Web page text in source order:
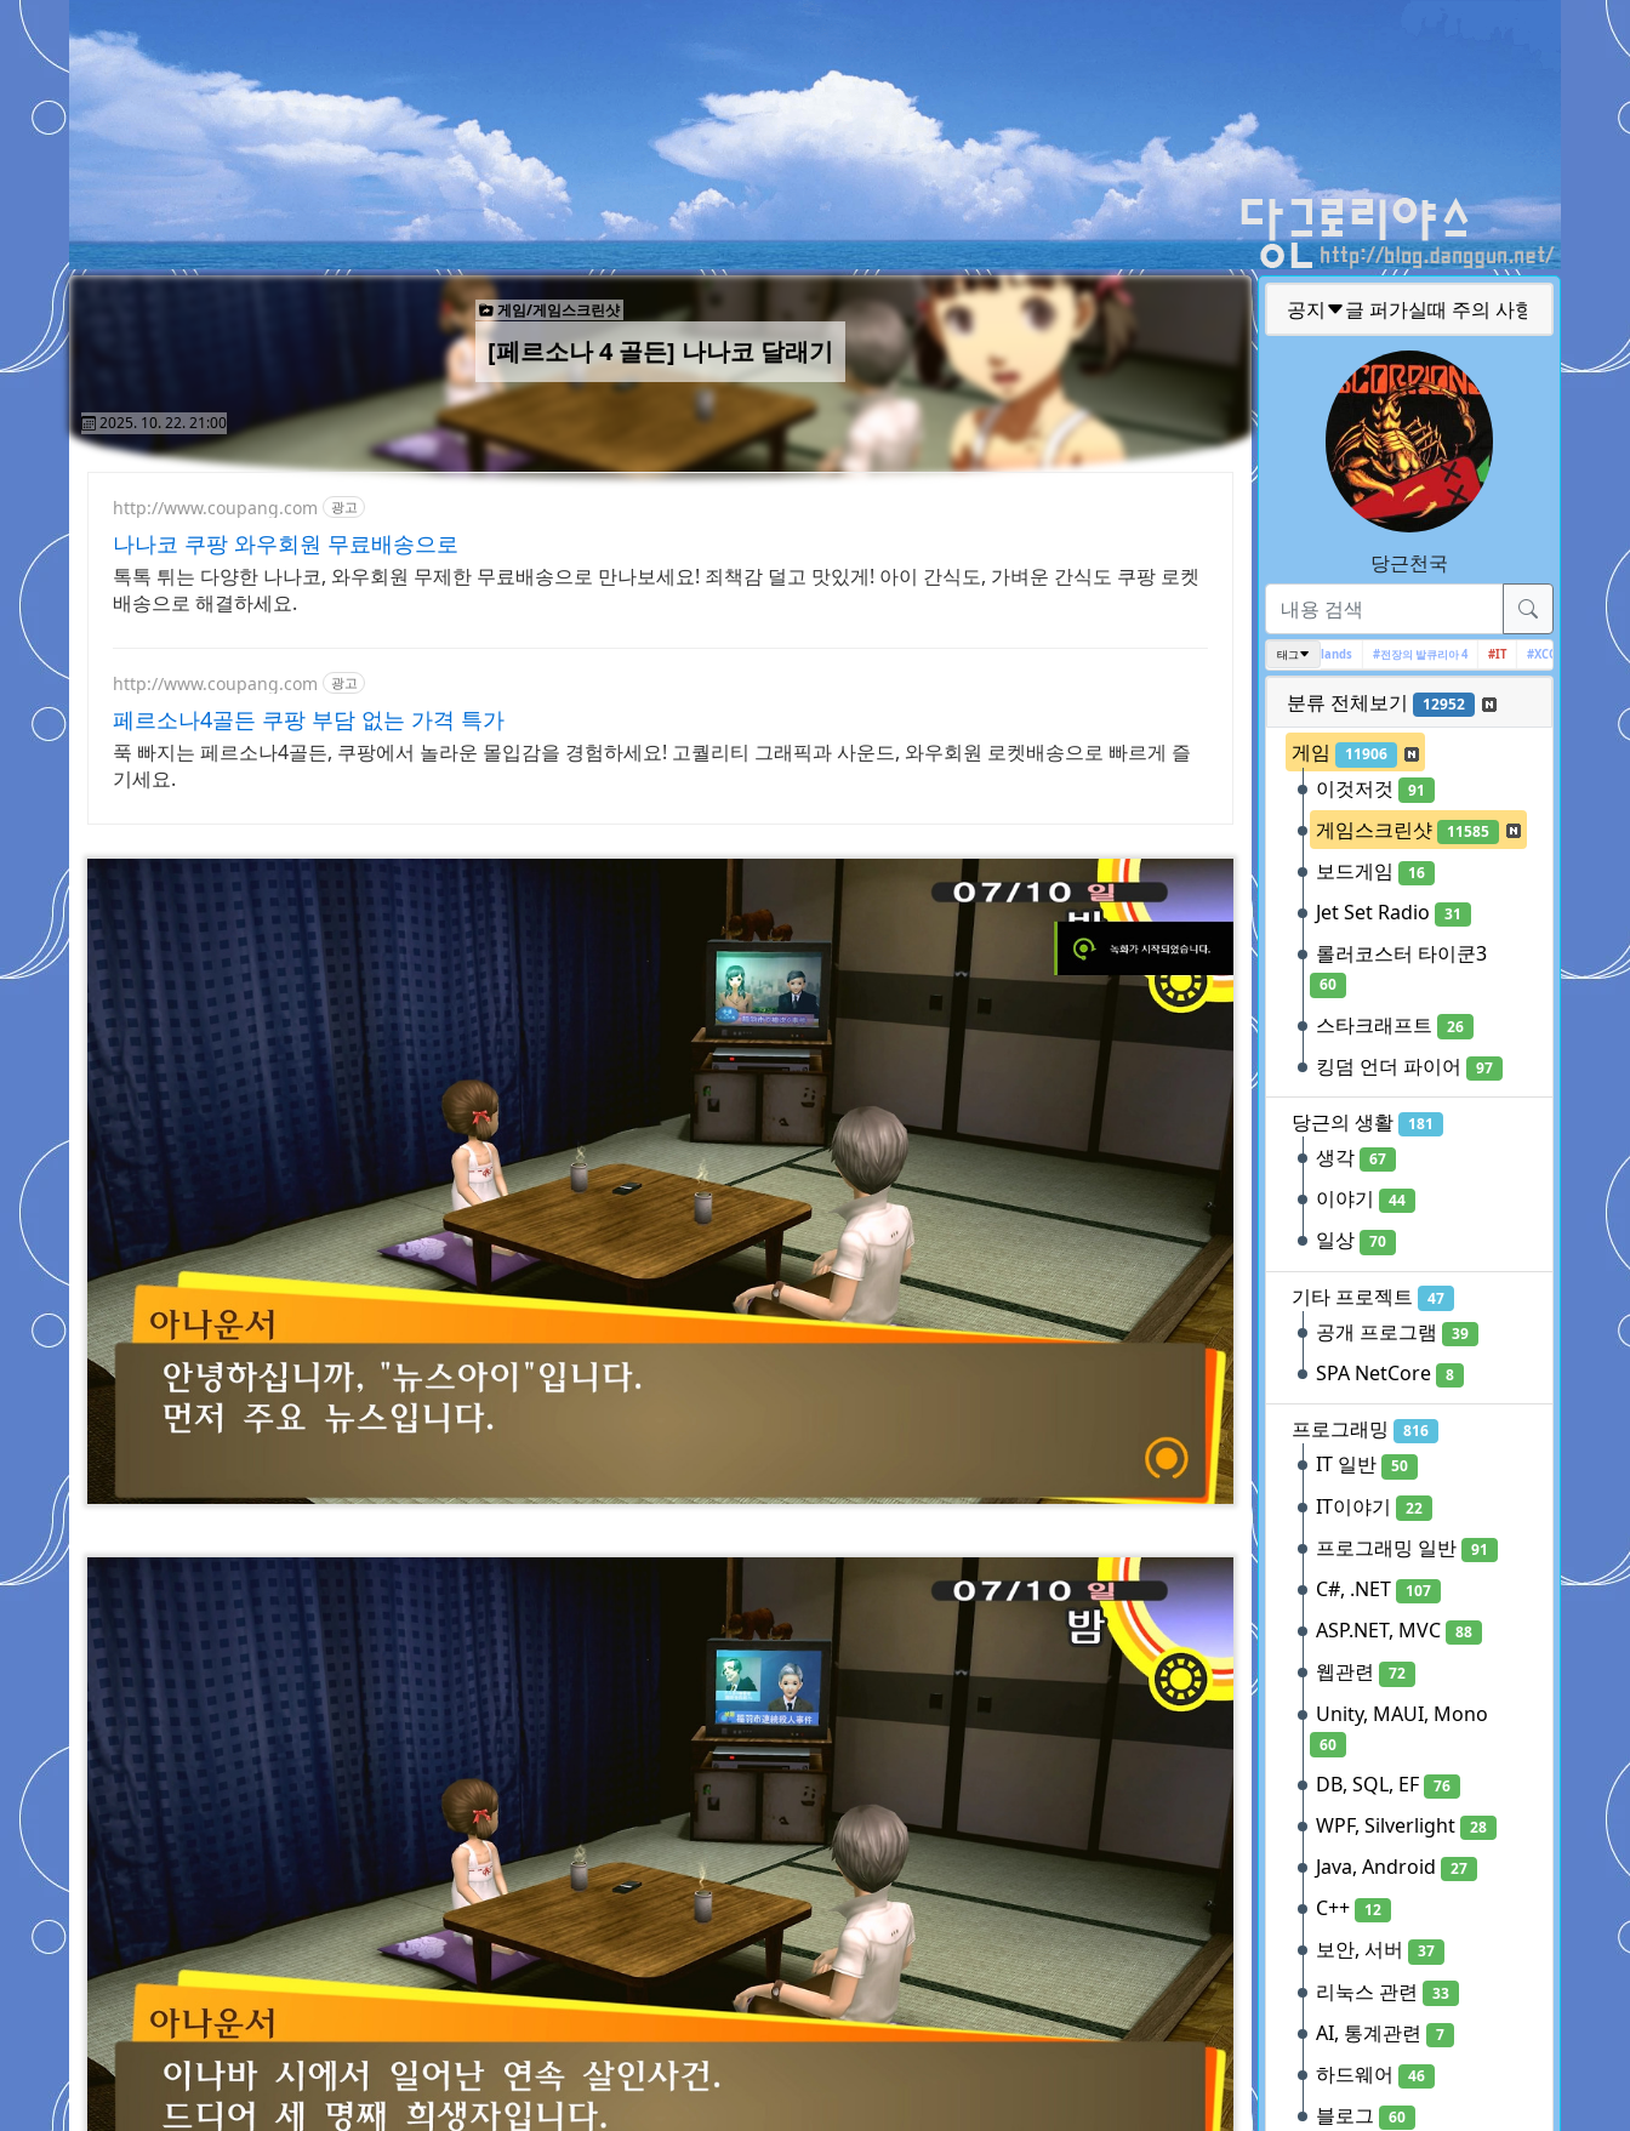
공지 글 퍼가실때 주의 사항
당근천국
태그
#Ghost Recon Wildlands #전장의 발큐리아 4 #IT #XCOM #배트맨 #고스
분류 전체보기 12952
게임 11906
이것저것 91
게임스크린샷 11585
보드게임 16
Jet Set Radio 31
롤러코스터 타이쿤3
60
스타크래프트 26
킹덤 언더 파이어 97
당근의 생활 181
생각 67
이야기 44
일상 70
기타 프로젝트 47
공개 프로그램 39
SPA NetCore 8
프로그래밍 816
IT 일반 50
IT이야기 22
프로그래밍 일반 91
C#, .NET 107
ASP.NET, MVC 88
웹관련 72
Unity, MAUI, Mono
60
DB, SQL, EF 76
WPF, Silverlight 28
Java, Android 27
C++ 12
보안, 서버 37
리눅스 관련 33
AI, 통계관련 7
하드웨어 46
블로그 60
게임/게임스크린샷
[페르소나 4 골든] 나나코 달래기
2025. 10. 22. 21:00
http://www.coupang.com 광고
나나코 쿠팡 와우회원 무료배송으로
톡톡 튀는 다양한 나나코, 와우회원 무제한 무료배송으로 만나보세요! 죄책감 덜고 맛있게! 아이 간식도, 가벼운 간식도 쿠팡 로켓
배송으로 해결하세요.
http://www.coupang.com 광고
페르소나4골든 쿠팡 부담 없는 가격 특가
푹 빠지는 페르소나4골든, 쿠팡에서 놀라운 몰입감을 경험하세요! 고퀄리티 그래픽과 사운드, 와우회원 로켓배송으로 빠르게 즐
기세요.